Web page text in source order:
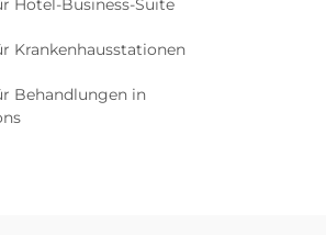
Hotel-Business-Suite
Krankenhausstationen
Behandlungen in